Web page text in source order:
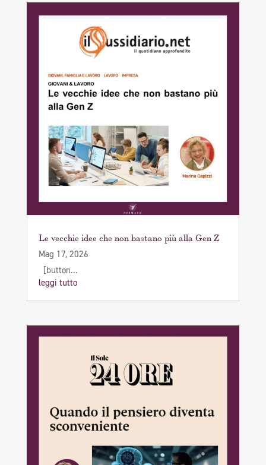
Le vecchie idee che non bastano più alla Gen Z
Mag 17, 2026
[button...
leggi tutto